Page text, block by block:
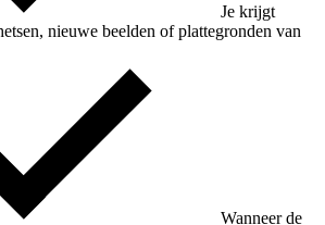
Je krijgt
nieuwe beelden of plattegronden van
Wanneer de